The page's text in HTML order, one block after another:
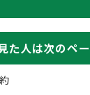
た人は次のペ